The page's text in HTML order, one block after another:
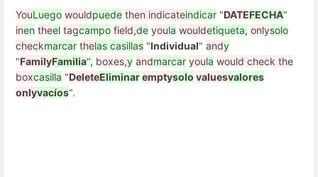
YouLuego wouldpuede then indicateindicar "DATEFECHA"
inen theel tagcampo field,de youla wouldetiqueta, onlysolo
checkmarcar thelas casillas "Individual" andy
"FamilyFamilia", boxes,y andmarcar youla would check the
boxcasilla "DeleteEliminaremptysolo valuesvalores
onlyvacíos".